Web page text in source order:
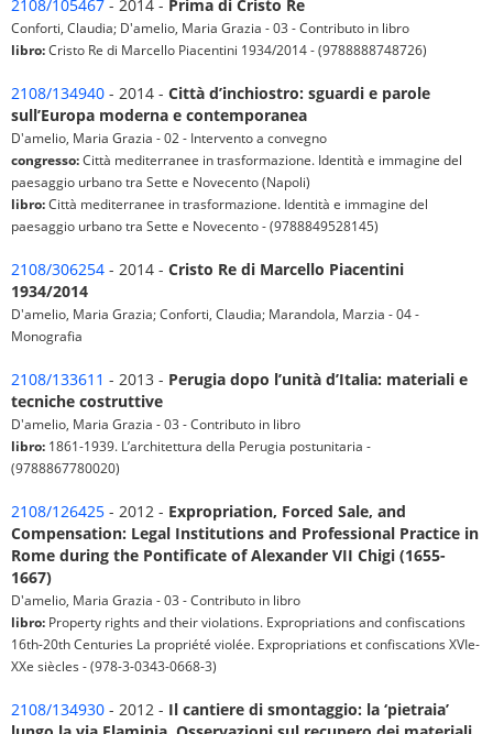
2108/105467 - 2014 - Prima di Cristo Re
Conforti, Claudia; D'amelio, Maria Grazia - 03 - Contributo in libro
libro:Cristo Re di Marcello Piacentini 1934/2014 - (9788888748726)
2108/134940 - 2014 - Città d’inchiostro: sguardi e parole
sull’Europa moderna e contemporanea
D'amelio, Maria Grazia - 02 - Intervento a convegno
congresso:Città mediterranee in trasformazione. Identità e immagine del
paesaggio urbano tra Sette e Novecento (Napoli)
libro:Città mediterranee in trasformazione. Identità e immagine del
paesaggio urbano tra Sette e Novecento - (9788849528145)
2108/306254 - 2014 - Cristo Re di Marcello Piacentini
1934/2014
D'amelio, Maria Grazia; Conforti, Claudia; Marandola, Marzia - 04 -
Monografia
2108/133611 - 2013 - Perugia dopo l’unità d’Italia: materiali e
tecniche costruttive
D'amelio, Maria Grazia - 03 - Contributo in libro
libro: 1861-1939. L’architettura della Perugia postunitaria -
(9788867780020)
2108/126425 - 2012 - Expropriation, Forced Sale, and
Compensation: Legal Institutions and Professional Practice in
Rome during the Pontificate of Alexander VII Chigi (1655-
1667)
D'amelio, Maria Grazia - 03 - Contributo in libro
libro: Property rights and their violations. Expropriations and confiscations
16th-20th Centuries La propriété violée. Expropriations et confiscations XVIe-
XXe siècles - (978-3-0343-0668-3)
2108/134930 - 2012 - Il cantiere di smontaggio: la ‘pietraia’